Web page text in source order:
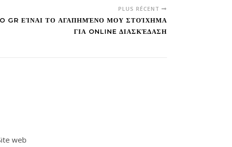
PLUS RÉCENT
GR ΕΊΝΑΙ ΤΟ ΑΓΑΠΗΜΈΝΟ ΜΟΥ ΣΤΟΊΧΗΜΑ
ΓΙΑ ONLINE ΔΙΑΣΚΈΔΑΣΗ
web